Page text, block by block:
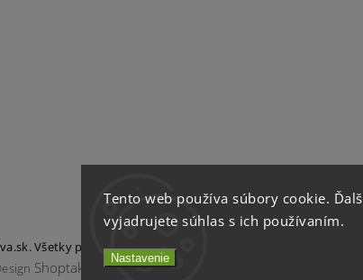
Tento web používa súbory cookie.
vyjadrujete súhlas s ich používaním.
Nastavenie
. Všetky práva vyhradené.
Shoptak.cz